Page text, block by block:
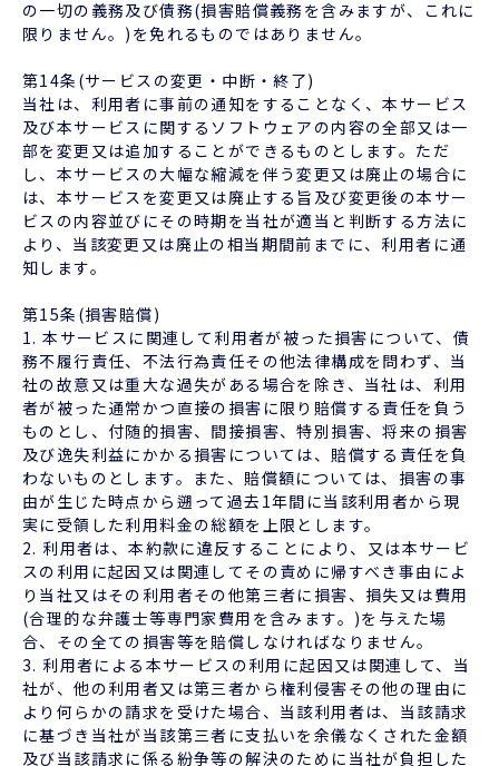
の一切の義務及び債務(損害賠償義務を含みますが、これに
限りません。)を免れるものではありません。
第14条(サービスの変更・中断・終了)
当社は、利用者に事前の通知をすることなく、本サービス
及び本サービスに関するソフトウェアの内容の全部又は一
部を変更又は追加することができるものとします。ただ
し、本サービスの大幅な縮減を伴う変更又は廃止の場合に
は、本サービスを変更又は廃止する旨及び変更後の本サー
ビスの内容並びにその時期を当社が適当と判断する方法に
より、当該変更又は廃止の相当期間前までに、利用者に通
知します。
第15条(損害賠償)
1. 本サービスに関連して利用者が被った損害について、債
務不履行責任、不法行為責任その他法律構成を問わず、当
社の故意又は重大な過失がある場合を除き、当社は、利用
者が被った通常かつ直接の損害に限り賠償する責任を負う
ものとし、付随的損害、間接損害、特別損害、将来の損害
及び逸失利益にかかる損害については、賠償する責任を負
わないものとします。また、賠償額については、損害の事
由が生じた時点から遡って過去1年間に当該利用者から現
実に受領した利用料金の総額を上限とします。
2. 利用者は、本約款に違反することにより、又は本サービ
スの利用に起因又は関連してその責めに帰すべき事由によ
り当社又はその利用者その他第三者に損害、損失又は費用
(合理的な弁護士等専門家費用を含みます。)を与えた場
合、その全ての損害等を賠償しなければなりません。
3. 利用者による本サービスの利用に起因又は関連して、当
社が、他の利用者又は第三者から権利侵害その他の理由に
より何らかの請求を受けた場合、当該利用者は、当該請求
に基づき当社が当該第三者に支払いを余儀なくされた金額
及び当該請求に係る紛争等の解決のために当社が負担した